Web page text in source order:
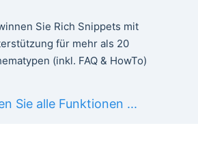
Sie Rich Snippets mit
für mehr als 20
(inkl. FAQ & HowTo)
Sie alle Funktionen ...